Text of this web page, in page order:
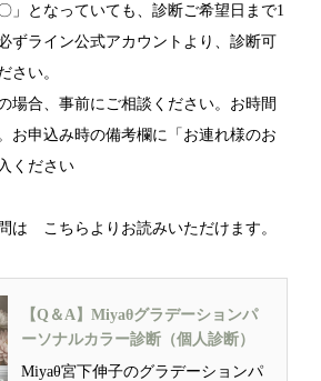
」となっていても、診断ご希望日まで1
ずライン公式アカウントより、診断可
さい。
場合、事前にご相談ください。お時間
お申込み時の備考欄に「お連れ様のお
ください
は こちらよりお読みいただけます。
【Q＆A】Miyaθグラデーションパ
ーソナルカラー診断（個人診断）
Miyaθ宮下伸子のグラデーションパ